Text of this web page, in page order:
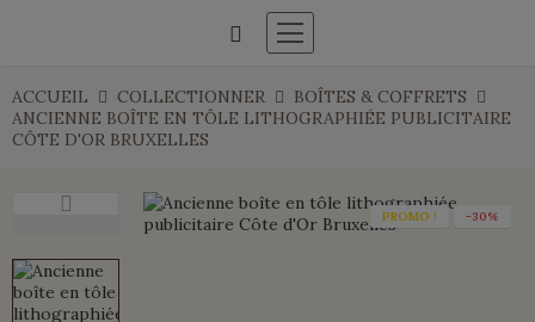
ACCUEIL COLLECTIONNER
BOÎTES & COFFRETS
ANCIENNE BOÎTE EN TÔLE LITHOGRAPHIÉE PUBLICITAIRE
CÔTE D'OR BRUXELLES
PROMO ! -30%